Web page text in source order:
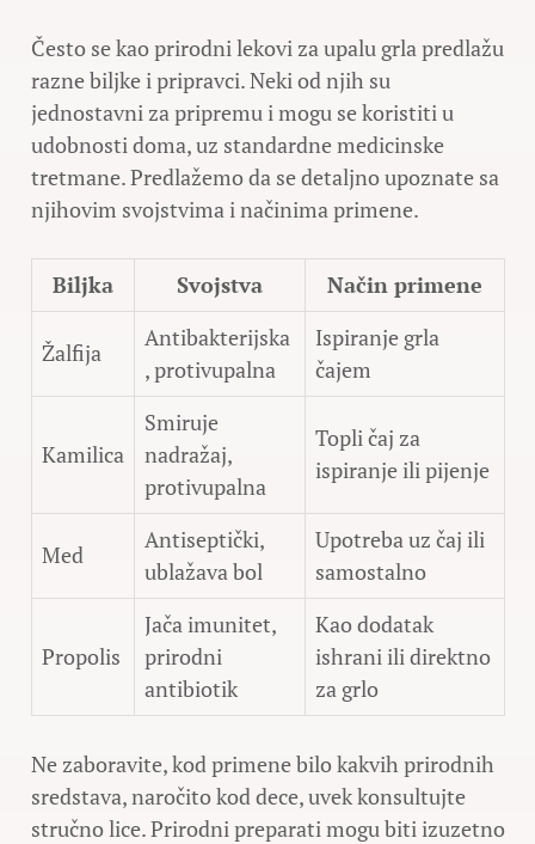
Često se kao prirodni lekovi za upalu grla predlažu
razne biljke i pripravci. Neki od njih su
jednostavni za pripremu i mogu se koristiti u
udobnosti doma, uz standardne medicinske
tretmane. Predlažemo da se detaljno upoznate sa
njihovim svojstvima i načinima primene.
Biljka Svojstva Način primene
Žalfija
Antibakterijska
, protivupalna
Ispiranje grla
čajem
Kamilica
Smiruje
nadražaj,
protivupalna
Topli čaj za
ispiranje ili pijenje
Med
Antiseptički,
ublažava bol
Upotreba uz čaj ili
samostalno
Propolis
Jača imunitet,
prirodni
antibiotik
Kao dodatak
ishrani ili direktno
za grlo
Ne zaboravite, kod primene bilo kakvih prirodnih
sredstava, naročito kod dece, uvek konsultujte
stručno lice. Prirodni preparati mogu biti izuzetno